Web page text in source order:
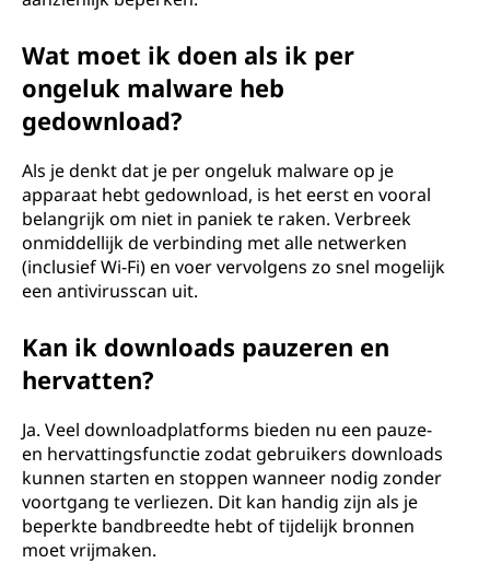
Wat moet ik doen als ik per
ongeluk malware heb
gedownload?
Als je denkt dat je per ongeluk malware op je
apparaat hebt gedownload, is het eerst en vooral
belangrijk om niet in paniek te raken. Verbreek
onmiddellijk de verbinding met alle netwerken
(inclusief Wi-Fi) en voer vervolgens zo snel mogelijk
een antivirusscan uit.
Kan ik downloads pauzeren en
hervatten?
Ja. Veel downloadplatforms bieden nu een pauze-
en hervattingsfunctie zodat gebruikers downloads
kunnen starten en stoppen wanneer nodig zonder
voortgang te verliezen. Dit kan handig zijn als je
beperkte bandbreedte hebt of tijdelijk bronnen
moet vrijmaken.